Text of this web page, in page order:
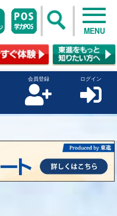
MENU
会員登録 ログイン